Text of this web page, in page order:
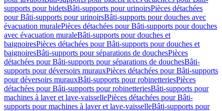
supports pour bidetsBâti-supports pour urinoirsPièces détachées
pour Bâti-supports pour urinoirsBâti-supports pour douches avec
évacuation muralePièces détachées pour Bâti-supports pour douches
avec évacuation muraleBâti-supports pour douches et
baignoiresPièces détachées pour Bâti-supports pour douches et
baignoiresBâti-supports pour séparations de douchesPièces
détachées pour Bâti-supports pour séparations de douchesBâti-
supports pour déversoirs murauxPièces détachées pour Bâti-supports
pour déversoirs murauxBâti-supports pour robinetteriesPièces
détachées pour Bâti-supports pour robinetteriesBâti-supports pour
machines à laver et lave-vaissellePièces détachées pour Bâti-
supports pour machines à laver et lave-vaisselleBâti-supports pour